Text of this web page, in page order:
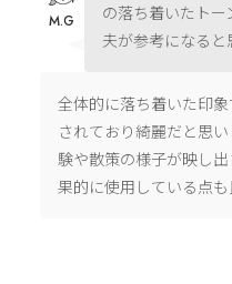
の落ち着いたト
夫が参考になると
M.G
全体的に落ち着いた印
されており綺麗だと思
験や散策の様子が映し
果的に使用している点も